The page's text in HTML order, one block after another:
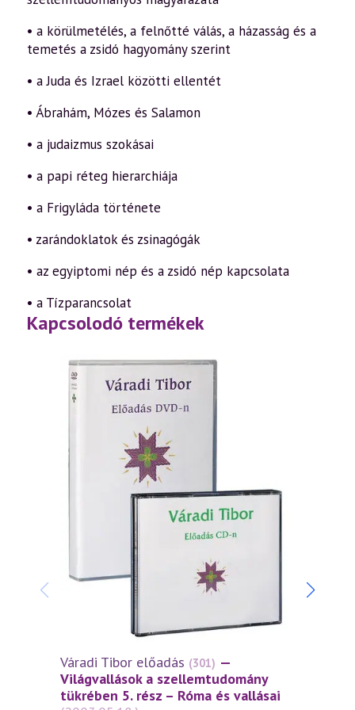
• a körülmetélés, a felnőtté válás, a házasság és a
temetés a zsidó hagyomány szerint
• a Juda és Izrael közötti ellentét
• Ábrahám, Mózes és Salamon
• a judaizmus szokásai
• a papi réteg hierarchiája
• a Frigyláda története
• zarándoklatok és zsinagógák
• az egyiptomi nép és a zsidó nép kapcsolata
• a Tízparancsolat
Kapcsolodó termékek
Váradi Tibor előadás (301) —
Világvallások a szellemtudomány
tükrében 5. rész – Róma és vallásai